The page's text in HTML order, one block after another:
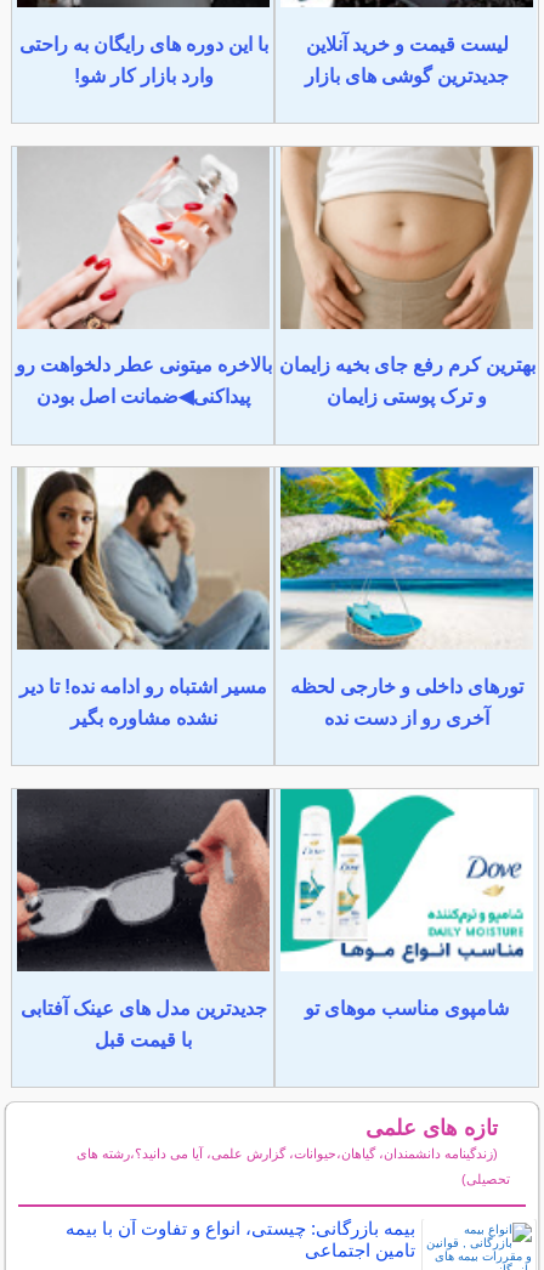
لیست قیمت و خرید آنلاین
جدیدترین گوشی های بازار
با این دوره های رایگان به راحتی
وارد بازار کار شو!
بهترین کرم رفع جای بخیه زایمان
و ترک پوستی زایمان
بالاخره میتونی عطر دلخواهت رو
پیداکنی◀ضمانت اصل بودن
تورهای داخلی و خارجی لحظه
آخری رو از دست نده
مسیر اشتباه رو ادامه نده! تا دیر
نشده مشاوره بگیر
شامپوی مناسب موهای تو
جدیدترین مدل های عینک آفتابی
با قیمت قبل
تازه های علمی
(زندگینامه دانشمندان، گیاهان،حیوانات، گزارش علمی، آیا می دانید؟،رشته های
تحصیلی)
بیمه بازرگانی: چیستی، انواع و تفاوت آن با بیمه
تامین اجتماعی